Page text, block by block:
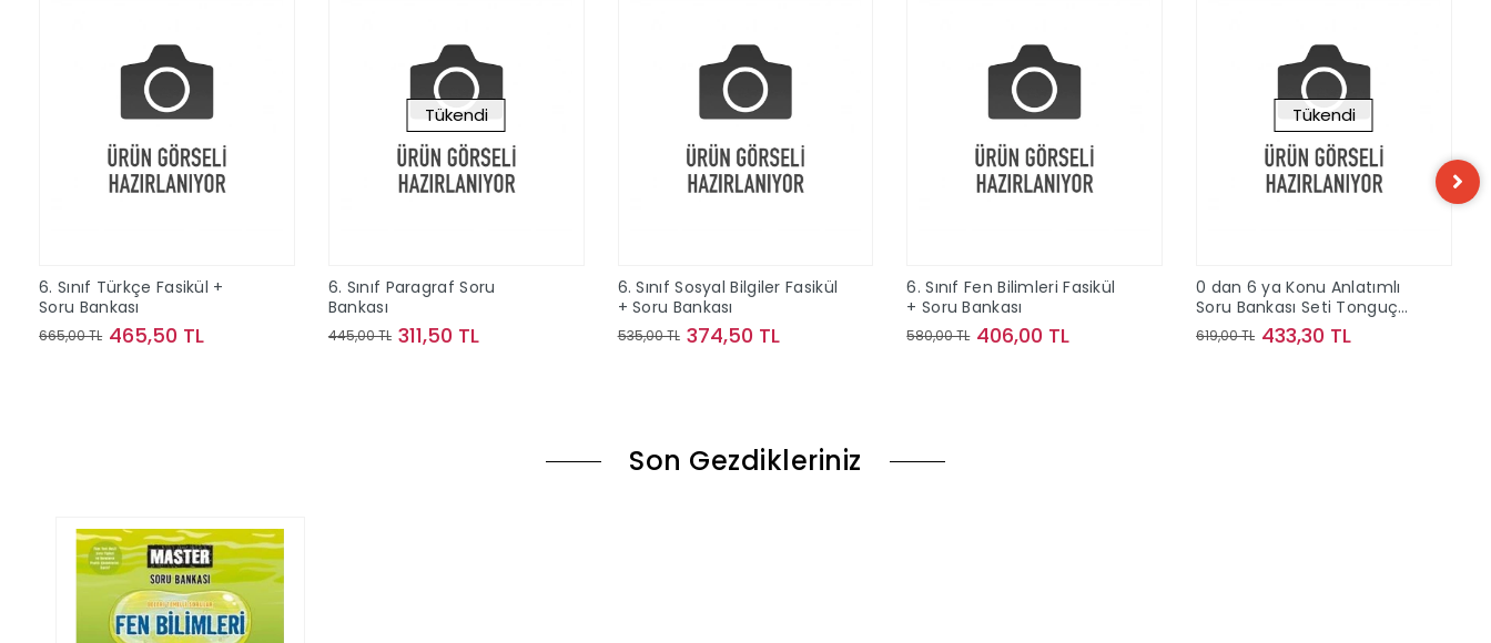
6. Sınıf Türkçe Fasikül +
Soru Bankası
665,00 TL 465,50 TL
Tükendi
6. Sınıf Paragraf Soru
Bankası
445,00 TL 311,50 TL
6. Sınıf Sosyal Bilgiler Fasikül
+ Soru Bankası
535,00 TL 374,50 TL
6. Sınıf Fen Bilimleri Fasikül
+ Soru Bankası
580,00 TL 406,00 TL
Tükendi
0 dan 6 ya Konu Anlatımlı
Soru Bankası Seti Tonguç
Akademi
619,00 TL 433,30 TL
Son Gezdikleriniz